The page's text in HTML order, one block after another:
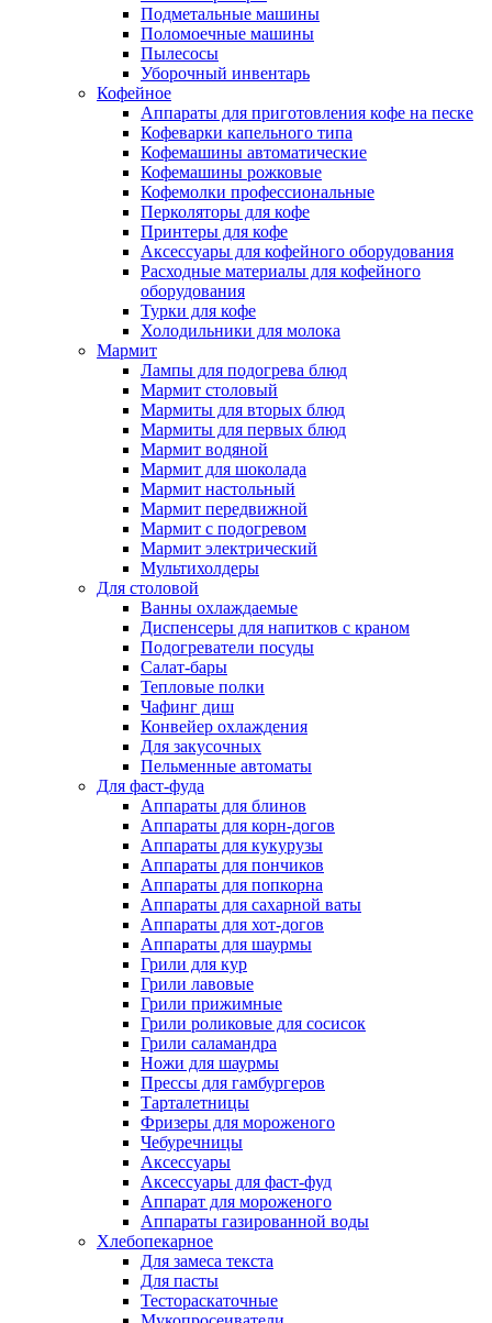
Подметальные машины
Поломоечные машины
Пылесосы
Уборочный инвентарь
Кофейное
Аппараты для приготовления кофе на песке
Кофеварки капельного типа
Кофемашины автоматические
Кофемашины рожковые
Кофемолки профессиональные
Перколяторы для кофе
Принтеры для кофе
Аксессуары для кофейного оборудования
Расходные материалы для кофейного
оборудования
Турки для кофе
Холодильники для молока
Мармит
Лампы для подогрева блюд
Мармит столовый
Мармиты для вторых блюд
Мармиты для первых блюд
Мармит водяной
Мармит для шоколада
Мармит настольный
Мармит передвижной
Мармит с подогревом
Мармит электрический
Мультихолдеры
Для столовой
Ванны охлаждаемые
Диспенсеры для напитков с краном
Подогреватели посуды
Салат-бары
Тепловые полки
Чафинг диш
Конвейер охлаждения
Для закусочных
Пельменные автоматы
Для фаст-фуда
Аппараты для блинов
Аппараты для корн-догов
Аппараты для кукурузы
Аппараты для пончиков
Аппараты для попкорна
Аппараты для сахарной ваты
Аппараты для хот-догов
Аппараты для шаурмы
Грили для кур
Грили лавовые
Грили прижимные
Грили роликовые для сосисок
Грили саламандра
Ножи для шаурмы
Прессы для гамбургеров
Тарталетницы
Фризеры для мороженого
Чебуречницы
Аксессуары
Аксессуары для фаст-фуд
Аппарат для мороженого
Аппараты газированной воды
Хлебопекарное
Для замеса текста
Для пасты
Тестораскаточные